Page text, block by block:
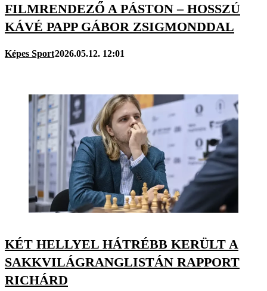
FILMRENDEZŐ A PÁSTON – HOSSZÚ
KÁVÉ PAPP GÁBOR ZSIGMONDDAL
Képes Sport2026.05.12. 12:01
KÉT HELLYEL HÁTRÉBB KERÜLT A
SAKKVILÁGRANGLISTÁN RAPPORT
RICHÁRD